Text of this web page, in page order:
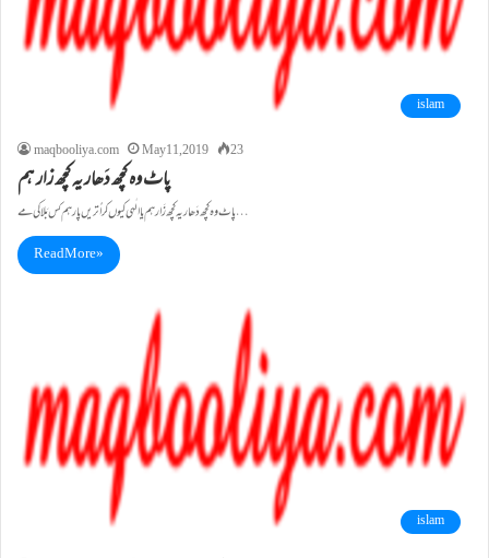
islam
maqbooliya.com
May 11, 2019 23
پاٹ وہ کچھ دَھار یہ کچھ زار ہم
پاٹ وہ کچھ دَھار یہ کچھ زَار ہم یاالٰہی کیوں کر اُتریں پار ہم کس بَلا کی مے…
Read More »
islam